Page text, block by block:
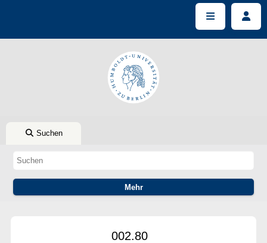
Suchen
002.80